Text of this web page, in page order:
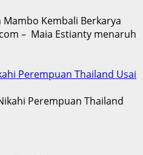
Kembali Berkarya
– Maia Estianty menaruh
Perempuan Thailand Usai